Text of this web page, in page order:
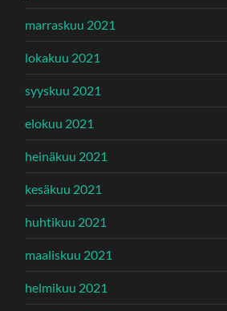
marraskuu 2021
lokakuu 2021
syyskuu 2021
elokuu 2021
heinäkuu 2021
kesäkuu 2021
huhtikuu 2021
maaliskuu 2021
helmikuu 2021